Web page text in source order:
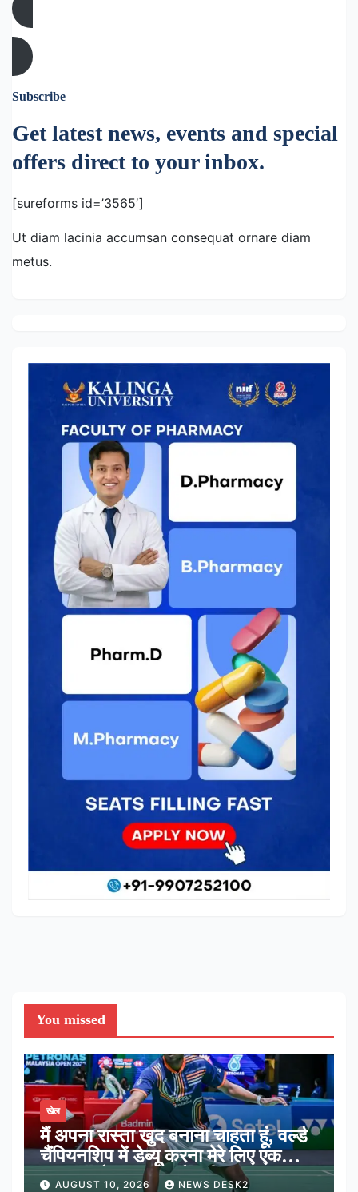
Book Your Place
Subscribe
Get latest news, events and special
offers direct to your inbox.
[sureforms id=’3565′]
Ut diam lacinia accumsan consequat ornare diam
metus.
You missed
खेल
मैं अपना रास्ता खुद बनाना चाहता हूं, वर्ल्ड
चैंपियनशिप में डेब्यू करना मेरे लिए एक
शानदार मौका: आयुष शेट्टी
AUGUST 10, 2026 NEWS DESK2